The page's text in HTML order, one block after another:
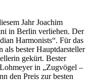
Jahr Joachim
in Berlin verliehen. Der
Harmonists“. Für das
bester Hauptdarsteller
gekürt. Bester
in „Zugvögel –
den Preis zur besten